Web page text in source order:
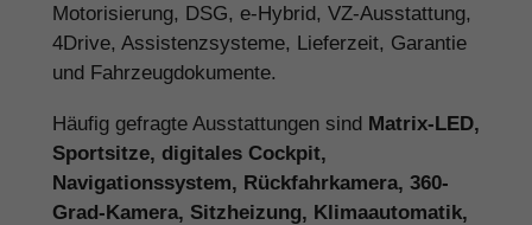
Motorisierung, DSG, e-Hybrid, VZ-Ausstattung,
4Drive, Assistenzsysteme, Lieferzeit, Garantie
und Fahrzeugdokumente.
Häufig gefragte Ausstattungen sind Matrix-LED,
Sportsitze, digitales Cockpit,
Navigationssystem, Rückfahrkamera, 360-
Grad-Kamera, Sitzheizung, Klimaautomatik,